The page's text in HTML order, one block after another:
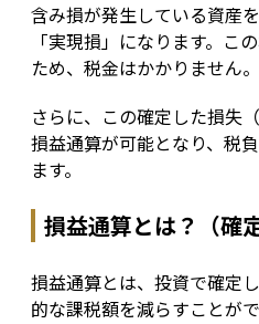
含み損が発生している資産
「実現損」になります。こ
ため、税金はかかりません。
さらに、この確定した損失
損益通算が可能となり、税
ます。
損益通算とは？（確
損益通算とは、投資で確定
的な課税額を減らすことが